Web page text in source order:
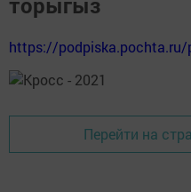
https://podpiska.pochta.ru/
Перейти на